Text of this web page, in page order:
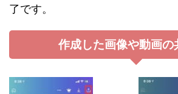
了です。
作成した画像や動画の